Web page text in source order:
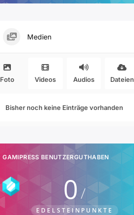
Medien
Foto Videos Audios Dateien
Bisher noch keine Einträge vorhanden
GAMIPRESS BENUTZERGUTHABEN
0
EDELSTEINPUNKTE